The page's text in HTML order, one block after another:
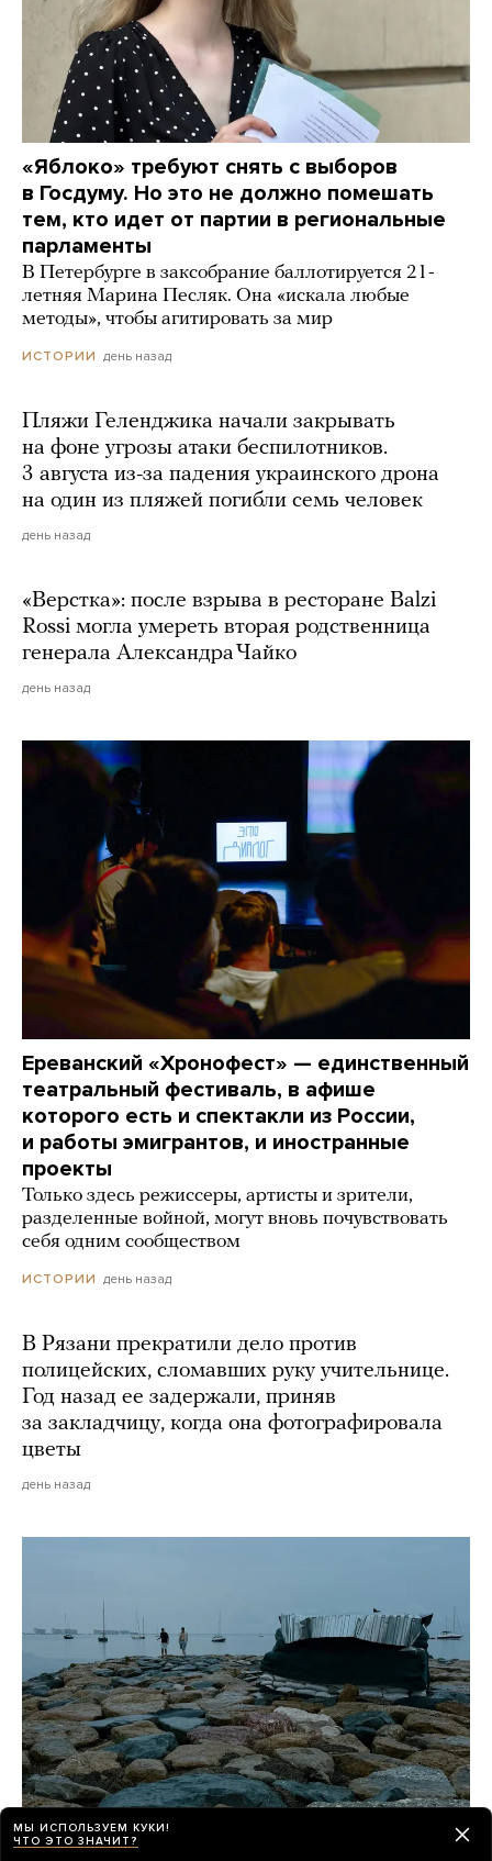
«Яблоко» требуют снять с выборов
в Госдуму. Но это не должно помешать
тем, кто идет от партии в региональные
парламенты
В Петербурге в заксобрание баллотируется 21-
летняя Марина Песляк. Она «искала любые
методы», чтобы агитировать за мир
ИСТОРИИ день назад
Пляжи Геленджика начали закрывать
на фоне угрозы атаки беспилотников.
3 августа из-за падения украинского дрона
на один из пляжей погибли семь человек
день назад
«Верстка»: после взрыва в ресторане Balzi
Rossi могла умереть вторая родственница
генерала Александра Чайко
день назад
Ереванский «Хронофест» — единственный
театральный фестиваль, в афише
которого есть и спектакли из России,
и работы эмигрантов, и иностранные
проекты
Только здесь режиссеры, артисты и зрители,
разделенные войной, могут вновь почувствовать
себя одним сообществом
ИСТОРИИ день назад
В Рязани прекратили дело против
полицейских, сломавших руку учительнице.
Год назад ее задержали, приняв
за закладчицу, когда она фотографировала
цветы
день назад
МЫ ИСПОЛЬЗУЕМ КУКИ!
ЧТО ЭТО ЗНАЧИТ?